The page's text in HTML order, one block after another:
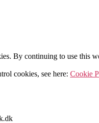
By continuing to use this
cookies, see here: Cookie